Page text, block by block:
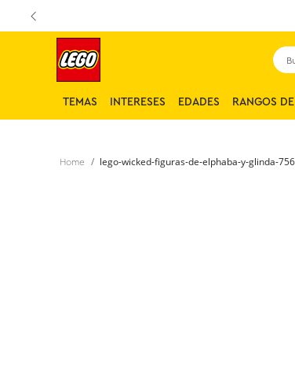
TEMAS INTERESES EDADES RANGOS
lego-wicked-figuras-de-elphaba-y-glinda-